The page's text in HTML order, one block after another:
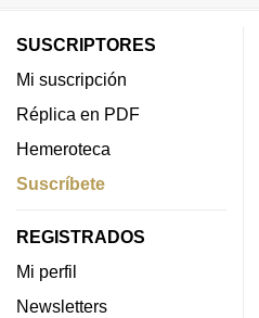
SUSCRIPTORES
Mi suscripción
Réplica en PDF
Hemeroteca
Suscríbete
REGISTRADOS
Mi perfil
Newsletters